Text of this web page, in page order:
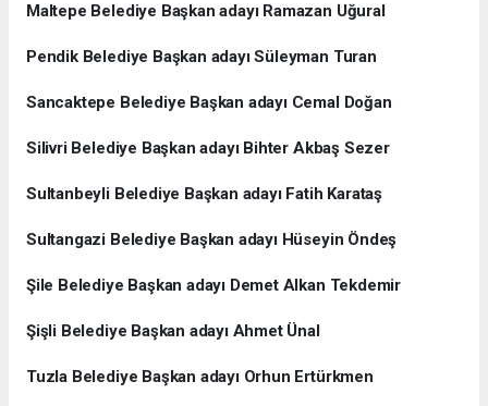
Maltepe Belediye Başkan adayı Ramazan Uğural
Pendik Belediye Başkan adayı Süleyman Turan
Sancaktepe Belediye Başkan adayı Cemal Doğan
Silivri Belediye Başkan adayı Bihter Akbaş Sezer
Sultanbeyli Belediye Başkan adayı Fatih Karataş
Sultangazi Belediye Başkan adayı Hüseyin Öndeş
Şile Belediye Başkan adayı Demet Alkan Tekdemir
Şişli Belediye Başkan adayı Ahmet Ünal
Tuzla Belediye Başkan adayı Orhun Ertürkmen